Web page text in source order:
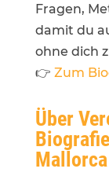
Fragen,
damit du
ohne dich
👉 Zum
Über
Mallorca